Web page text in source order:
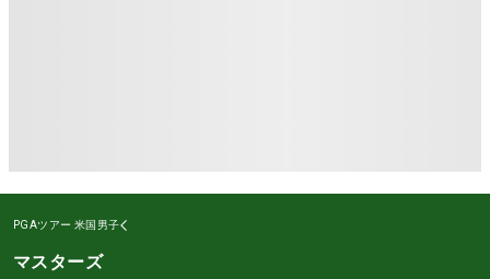
PGAツアー 米国男子
マスターズ